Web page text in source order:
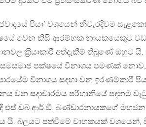
පියා’ වශයෙන් නිවැරදිවම
වෙන කිසි ආරම්භක නායකයෙකුට
ක‍්‍රියාකාරී අත්දැකීම් තිබුණේ ඔහුට යි.
පක්ෂයේ විනාශය පමණක් නොව,
විනාශය සඳහා වන ඉරණම්කාරී
වන සදාචාරමය පරිහානියේ පදනම
එස්.ඩබ්.ආර්.ඞී. බණ්ඩාරනායකගේ
යි. බලයට පත්වීමේ වාහකයක් වශයෙන්,